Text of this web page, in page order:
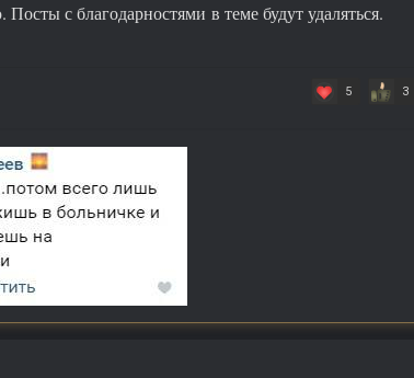
с благодарностями в теме будут удаляться.
5 3